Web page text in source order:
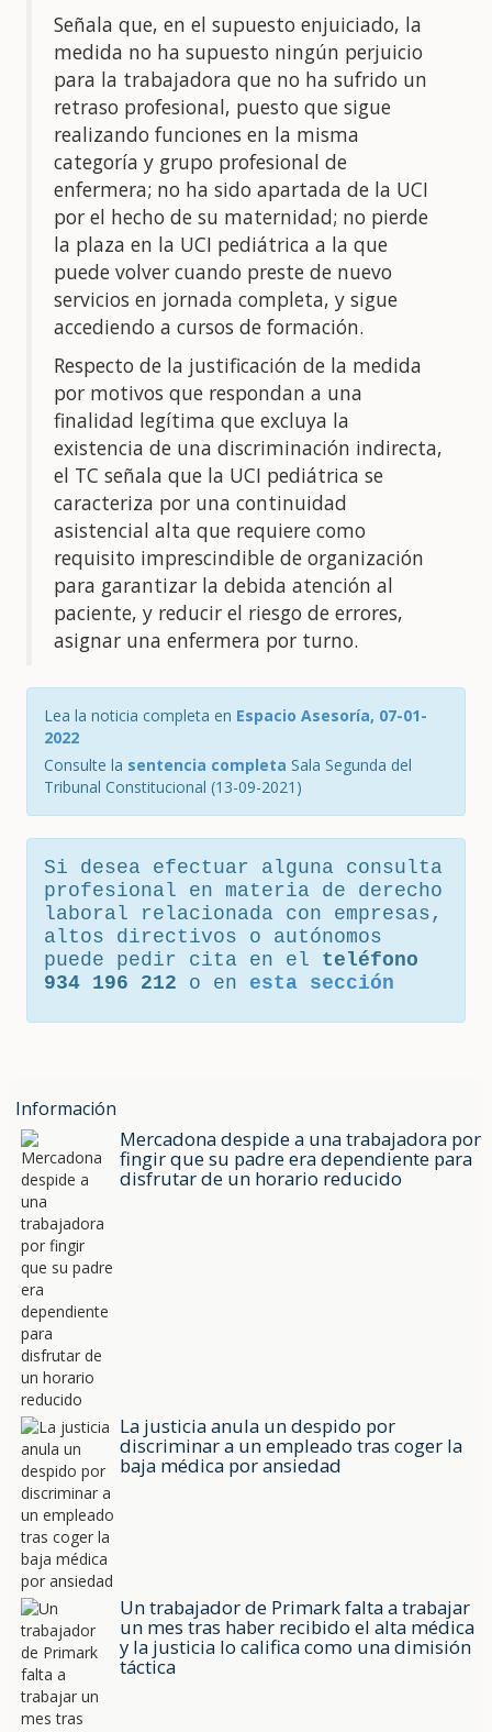
Señala que, en el supuesto enjuiciado, la
medida no ha supuesto ningún perjuicio
para la trabajadora que no ha sufrido un
retraso profesional, puesto que sigue
realizando funciones en la misma
categoría y grupo profesional de
enfermera; no ha sido apartada de la UCI
por el hecho de su maternidad; no pierde
la plaza en la UCI pediátrica a la que
puede volver cuando preste de nuevo
servicios en jornada completa, y sigue
accediendo a cursos de formación.
Respecto de la justificación de la medida
por motivos que respondan a una
finalidad legítima que excluya la
existencia de una discriminación indirecta,
el TC señala que la UCI pediátrica se
caracteriza por una continuidad
asistencial alta que requiere como
requisito imprescindible de organización
para garantizar la debida atención al
paciente, y reducir el riesgo de errores,
asignar una enfermera por turno.
Lea la noticia completa en Espacio Asesoría, 07-01-
2022
Consulte la sentencia completa Sala Segunda del
Tribunal Constitucional (13-09-2021)
Si desea efectuar alguna consulta
profesional en materia de derecho
laboral relacionada con empresas,
altos directivos o autónomos
puede pedir cita en el teléfono
934 196 212 o en esta sección
Información
Mercadona despide a una trabajadora por
fingir que su padre era dependiente para
disfrutar de un horario reducido
La justicia anula un despido por
discriminar a un empleado tras coger la
baja médica por ansiedad
Un trabajador de Primark falta a trabajar
un mes tras haber recibido el alta médica
y la justicia lo califica como una dimisión
táctica